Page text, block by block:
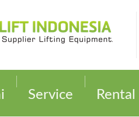
Service Rental